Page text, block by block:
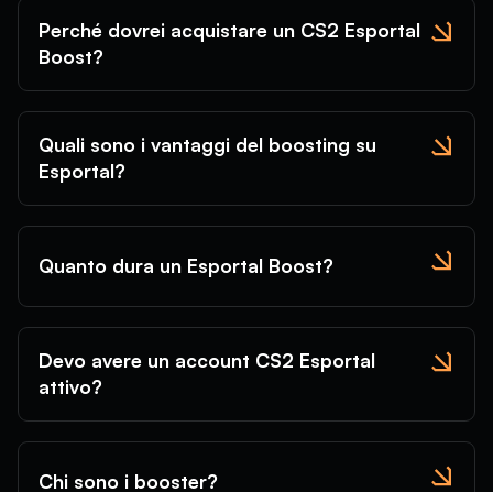
Perché dovrei acquistare un CS2 Esportal
Boost?
Quali sono i vantaggi del boosting su
Esportal?
Quanto dura un Esportal Boost?
Devo avere un account CS2 Esportal
attivo?
Chi sono i booster?